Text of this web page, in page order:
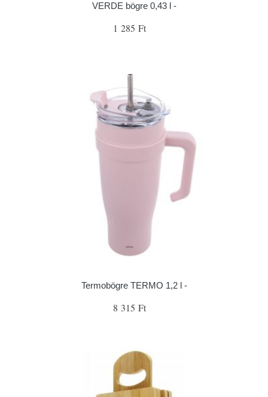
VERDE bögre 0,43 l -
1 285 Ft
Termobögre TERMO 1,2 l -
8 315 Ft